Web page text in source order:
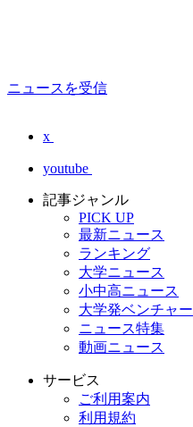
ニュースを受信
x
youtube
記事ジャンル
PICK UP
最新ニュース
ランキング
大学ニュース
小中高ニュース
大学発ベンチャー
ニュース特集
動画ニュース
サービス
ご利用案内
利用規約